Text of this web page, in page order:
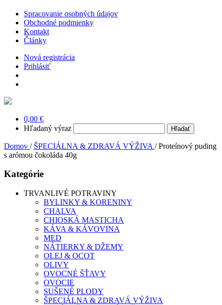
Spracovanie osobných údajov
Obchodné podmienky
Kontakt
Články
Nová registrácia
Prihlásiť
0,00 €
Hľadaný výraz
Domov / ŠPECIÁLNA & ZDRAVÁ VÝŽIVA /Proteínový puding
s arómou čokoláda 40g
Kategórie
TRVANLIVÉ POTRAVINY
BYLINKY & KORENINY
CHALVA
CHIOSKÁ MASTICHA
KÁVA & KÁVOVINA
MED
NÁTIERKY & DŽEMY
OLEJ & OCOT
OLIVY
OVOCNÉ ŠŤAVY
OVOCIE
SUŠENÉ PLODY
ŠPECIÁLNA & ZDRAVÁ VÝŽIVA